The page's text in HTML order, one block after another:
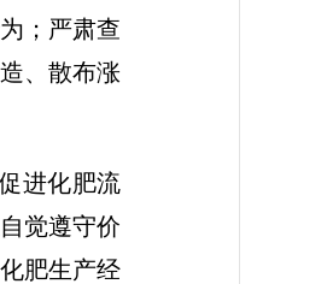
；严肃查
、散布涨
进化肥流
觉遵守价
肥生产经